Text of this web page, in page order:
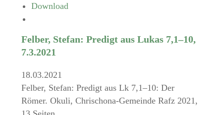
Download
Felber, Stefan: Predigt aus Lukas 7,1–10,
7.3.2021
18.03.2021
Felber, Stefan: Predigt aus Lk 7,1–10: Der
Römer. Okuli, Chrischona-Gemeinde Rafz 2021,